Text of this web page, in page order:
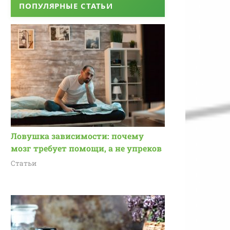
ПОПУЛЯРНЫЕ СТАТЬИ
Ловушка зависимости: почему
мозг требует помощи, а не упреков
Статьи